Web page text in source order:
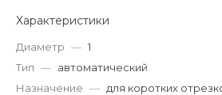
Характеристики
Диаметр — 1
Тип — автоматический
Назначение — для коротких